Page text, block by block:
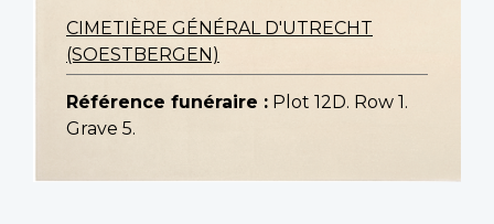
CIMETIÈRE GÉNÉRAL D'UTRECHT
(SOESTBERGEN)
Référence funéraire : Plot 12D. Row 1.
Grave 5.